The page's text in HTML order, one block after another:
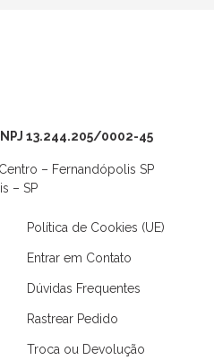
13.244.205/0002-45
– Fernandópolis SP
– SP
Política de Cookies (UE)
Entrar em Contato
Dúvidas Frequentes
Rastrear Pedido
Troca ou Devolução